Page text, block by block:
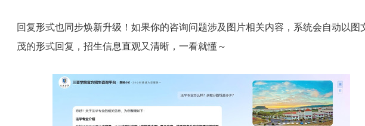
回复形式也同步焕新升级！如果你的咨询问题涉及图片相关内容，系统会自动以图
茂的形式回复，招生信息直观又清晰，一看就懂～